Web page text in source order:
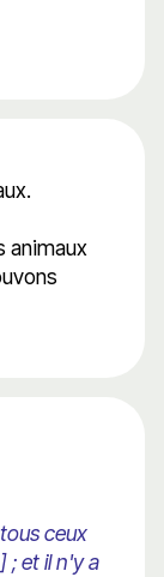
animaux
ceux
; et il n'y a